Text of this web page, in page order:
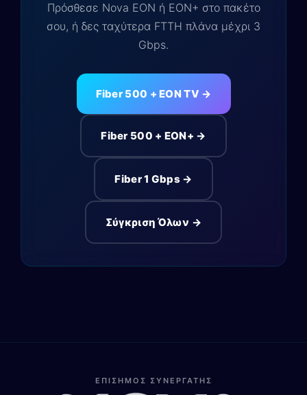
Πρόσθεσε Nova EON ή EON+ στο πακέτο
σου, ή δες ταχύτερα FTTH πλάνα μέχρι 3
Gbps.
Fiber 500 + EON TV →
Fiber 500 + EON+ →
Fiber 1 Gbps →
Σύγκριση Όλων →
ΕΠΙΣΗΜΟΣ ΣΥΝΕΡΓΑΤΗΣ